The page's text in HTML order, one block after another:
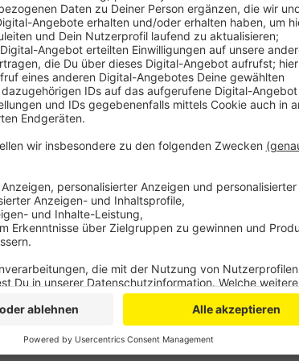
Anzeige
Als die Polizei eintraf, stand ein PKW vollständig in
Fahrzeuge war das Feuer auch schon
gegenüber Radio Bonn/Rhein-Sieg. Die Feuerwehr
Autos wurden sichergestellt. Laut Polizei liegt der
Brandursache ist bisher unklar. Die Polizei hat die